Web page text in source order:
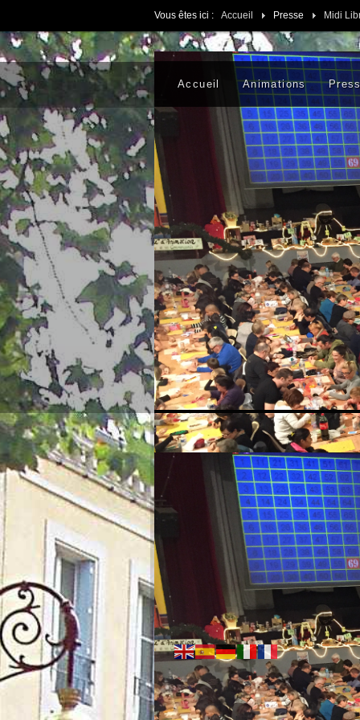
Vous êtes ici : Accueil Presse Midi
Accueil Animations
Friday - August 07, 2026